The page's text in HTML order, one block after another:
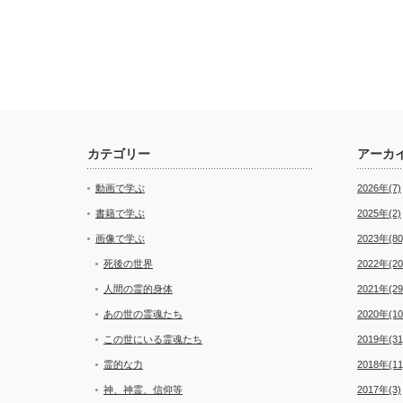
カテゴリー
動画で学ぶ
書籍で学ぶ
画像で学ぶ
死後の世界
人間の霊的身体
あの世の霊魂たち
この世にいる霊魂たち
霊的な力
神、神霊、信仰等
アーカ
2026年(7)
2025年(2)
2023年
2022年
2021年
2020年
2019年
2018年
2017年(3)